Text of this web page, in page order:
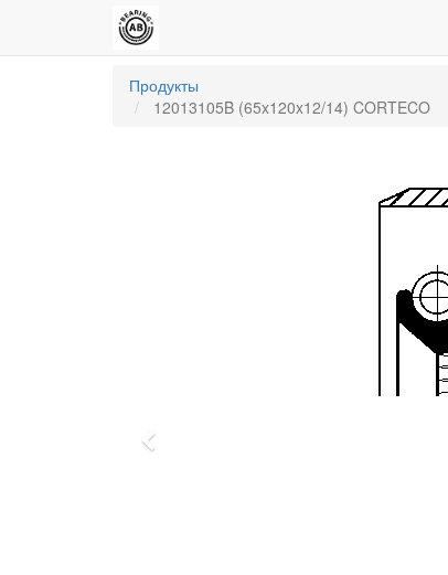
Продукты
12013105B (65x120x12/14) CORTECO